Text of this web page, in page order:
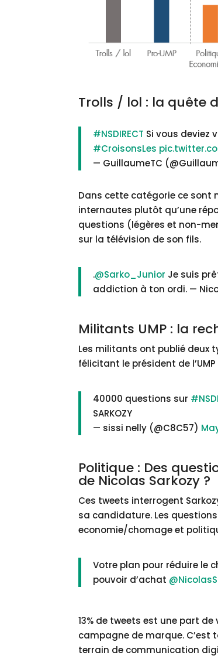
Trolls / lol : la quête
#NSDIRECT Si vous deviez
#CroisonsLes
— GuillaumeTC
Dans cette catégorie ce sont
internautes plutôt qu’une
questions (légères et non-
sur la télévision de son fils.
.@Sarko_Junior Je suis
addiction à ton ordi. —
Militants UMP : la
Les militants ont publié deux
félicitant le président de
40000 questions sur
SARKOZY
— sissi nelly (@C8C57)
Politique : Des
de Nicolas Sarkozy ?
Ces tweets interrogent
sa candidature. Les
economie/chomage et
Votre plan pour réduire le
pouvoir d’achat
13% de tweets est une part
campagne de marque. C’est
terrain de communication